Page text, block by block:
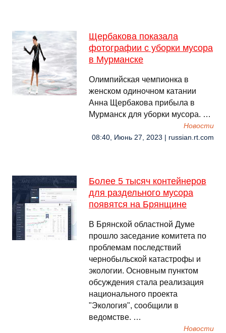
Щербакова показала
фотографии с уборки мусора
в Мурманске
Олимпийская чемпионка в
женском одиночном катании
Анна Щербакова прибыла в
Мурманск для уборки мусора. …
Новости
08:40, Июнь 27, 2023 | russian.rt.com
Более 5 тысяч контейнеров
для раздельного мусора
появятся на Брянщине
В Брянской областной Думе
прошло заседание комитета по
проблемам последствий
чернобыльской катастрофы и
экологии. Основным пунктом
обсуждения стала реализация
национального проекта
"Экология", сообщили в
ведомстве. …
Новости